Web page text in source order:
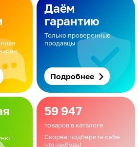
Даём
гарантию
Только проверенные
продавцы
Подробнее
59 947
товаров в каталоге
Скорее подберите себе
что-нибудь!